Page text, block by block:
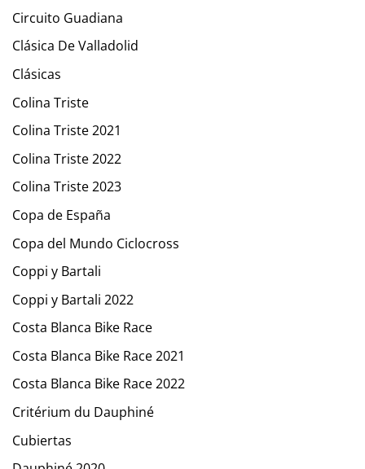
Circuito Guadiana
Clásica De Valladolid
Clásicas
Colina Triste
Colina Triste 2021
Colina Triste 2022
Colina Triste 2023
Copa de España
Copa del Mundo Ciclocross
Coppi y Bartali
Coppi y Bartali 2022
Costa Blanca Bike Race
Costa Blanca Bike Race 2021
Costa Blanca Bike Race 2022
Critérium du Dauphiné
Cubiertas